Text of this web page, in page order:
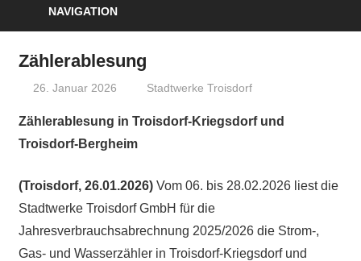
NAVIGATION
Zählerablesung
26. Januar 2026 treffpunkt
Stadtwerke Troisdorf
Zählerablesung in Troisdorf-Kriegsdorf und
Troisdorf-Bergheim
(Troisdorf, 26.01.2026)Vom 06. bis 28.02.2026 liest die
Stadtwerke Troisdorf GmbH für die
Jahresverbrauchsabrechnung 2025/2026 die Strom-,
Gas- und Wasserzähler in Troisdorf-Kriegsdorf und